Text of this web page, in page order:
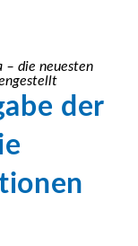
– die neuesten
der